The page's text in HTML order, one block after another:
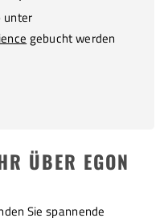
unter
gebucht werden
ÜBER EGON
Sie spannende